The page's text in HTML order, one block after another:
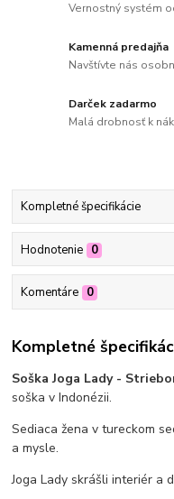
Vernostný systém
Kamenná predajňa
Navštívte nás
Darček zadarmo
Malá drobnosť k
Kompletné špecifikácie
Hodnotenie 0
Komentáre 0
Kompletné
Soška Joga Lady -
soška v Indonézii.
Sediaca žena v tureckom
a mysle.
Joga Lady skrášli interiér a